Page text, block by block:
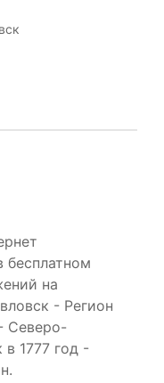
на
- Регион
Северо-
1777 год -